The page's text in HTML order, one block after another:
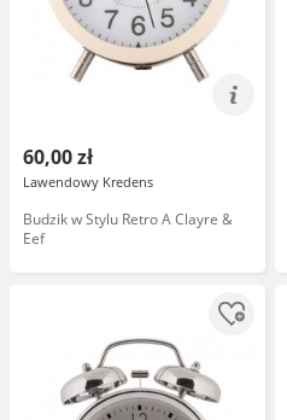
60,00 zł
Lawendowy Kredens
Budzik w Stylu Retro A Clayre &
Eef